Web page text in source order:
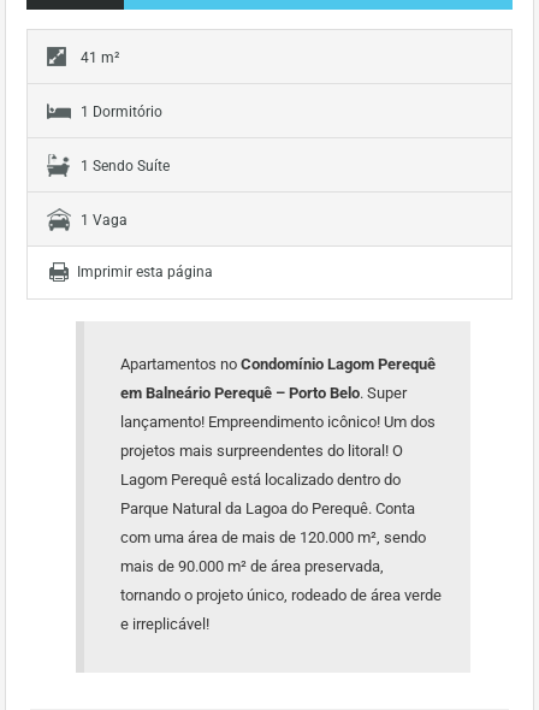
41 m²
1 Dormitório
1 Sendo Suíte
1 Vaga
Imprimir esta página
Apartamentos no Condomínio Lagom Perequê
em Balneário Perequê – Porto Belo. Super
lançamento! Empreendimento icônico! Um dos
projetos mais surpreendentes do litoral! O
Lagom Perequê está localizado dentro do
Parque Natural da Lagoa do Perequê. Conta
com uma área de mais de 120.000 m², sendo
mais de 90.000 m² de área preservada,
tornando o projeto único, rodeado de área verde
e irreplicável!